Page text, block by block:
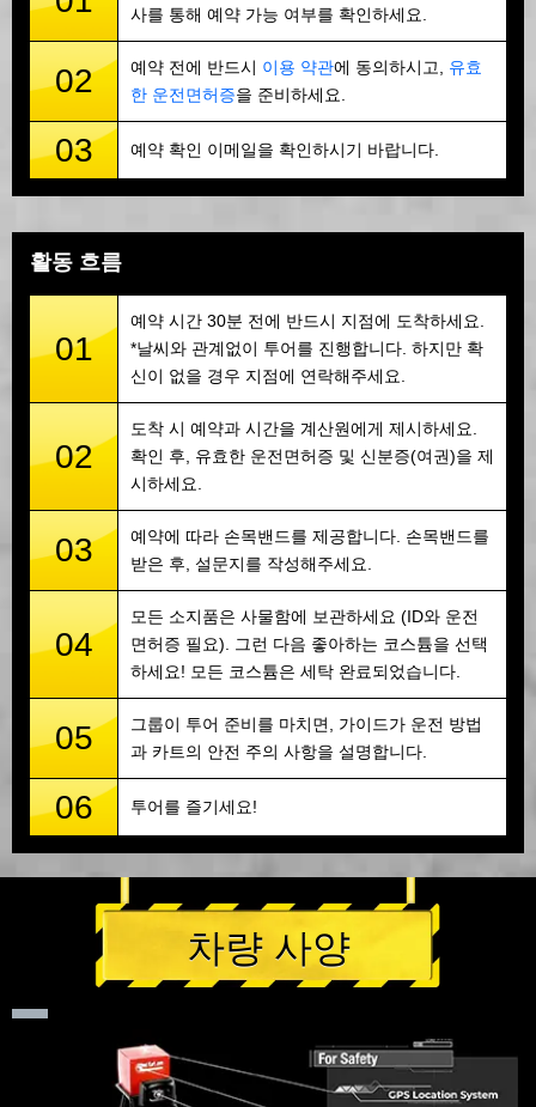
사를 통해 예약 가능 여부를 확인하세요.
02 예약 전에 반드시 이용 약관에 동의하시고, 유효
한 운전면허증을 준비하세요.
03 예약 확인 이메일을 확인하시기 바랍니다.
활동 흐름
01
예약 시간 30분 전에 반드시 지점에 도착하세요.
*날씨와 관계없이 투어를 진행합니다. 하지만 확
신이 없을 경우 지점에 연락해주세요.
02
도착 시 예약과 시간을 계산원에게 제시하세요.
확인 후, 유효한 운전면허증 및 신분증(여권)을 제
시하세요.
03
예약에 따라 손목밴드를 제공합니다. 손목밴드를
받은 후, 설문지를 작성해주세요.
04
모든 소지품은 사물함에 보관하세요 (ID와 운전
면허증 필요). 그런 다음 좋아하는 코스튬을 선택
하세요! 모든 코스튬은 세탁 완료되었습니다.
05
그룹이 투어 준비를 마치면, 가이드가 운전 방법
과 카트의 안전 주의 사항을 설명합니다.
06 투어를 즐기세요!
차량 사양